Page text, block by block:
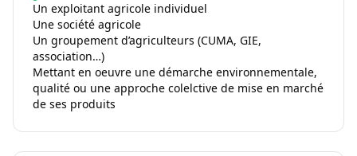
Un exploitant agricole individuel
Une société agricole
Un groupement d’agriculteurs (CUMA, GIE,
association…)
Mettant en oeuvre une démarche environnementale,
qualité ou une approche colelctive de mise en marché
de ses produits